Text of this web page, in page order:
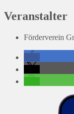
Veranstalter
Förderverein